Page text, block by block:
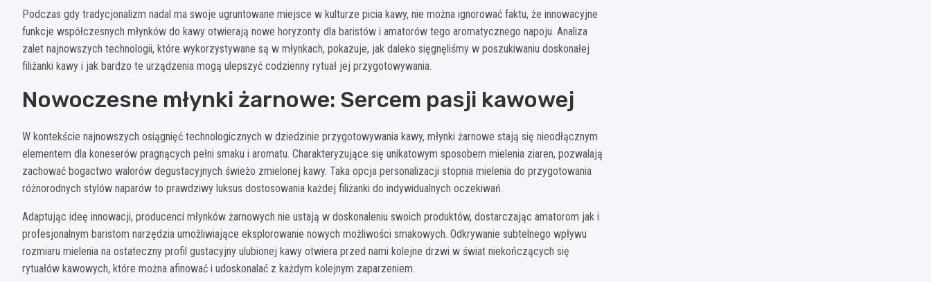
Podczas gdy tradycjonalizm nadal ma swoje ugruntowane miejsce w kulturze picia kawy, nie można ignorować faktu, że innowacyjne
funkcje współczesnych młynków do kawy otwierają nowe horyzonty dla baristów i amatorów tego aromatycznego napoju. Analiza
zalet najnowszych technologii, które wykorzystywane są w młynkach, pokazuje, jak daleko sięgnęliśmy w poszukiwaniu doskonałej
filiżanki kawy i jak bardzo te urządzenia mogą ulepszyć codzienny rytuał jej przygotowywania.
Nowoczesne młynki żarnowe: Sercem pasji kawowej
W kontekście najnowszych osiągnięć technologicznych w dziedzinie przygotowywania kawy, młynki żarnowe stają się nieodłącznym
elementem dla koneserów pragnących pełni smaku i aromatu. Charakteryzujące się unikatowym sposobem mielenia ziaren, pozwalają
zachować bogactwo walorów degustacyjnych świeżo zmielonej kawy. Taka opcja personalizacji stopnia mielenia do przygotowania
różnorodnych stylów naparów to prawdziwy luksus dostosowania każdej filiżanki do indywidualnych oczekiwań.
Adaptując ideę innowacji, producenci młynków żarnowych nie ustają w doskonaleniu swoich produktów, dostarczając amatorom jak i
profesjonalnym baristom narzędzia umożliwiające eksplorowanie nowych możliwości smakowych. Odkrywanie subtelnego wpływu
rozmiaru mielenia na ostateczny profil gustacyjny ulubionej kawy otwiera przed nami kolejne drzwi w świat niekończących się
rytuałów kawowych, które można afinować i udoskonalać z każdym kolejnym zaparzeniem.